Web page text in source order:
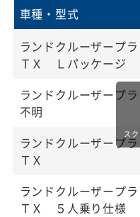
車種・型式
ランドクルーザープラ
ＴＸ Ｌパッケージ
ランドクルーザープ
不明
ランドクルーザープラ
ＴＸ
ランドクルーザープラ
ＴＸ ５人乗り仕様